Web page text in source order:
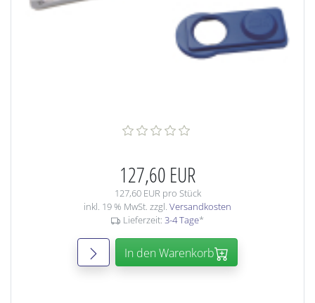
127,60 EUR
127,60 EUR pro Stück
inkl. 19 % MwSt. zzgl. Versandkosten
Lieferzeit: 3-4 Tage*
In den Warenkorb